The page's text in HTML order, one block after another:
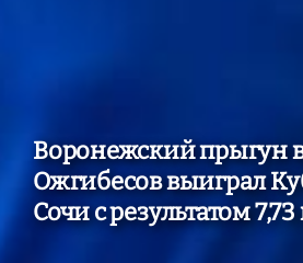
Воронежский прыгун
Ожгибесов выиграл
Сочи с результатом